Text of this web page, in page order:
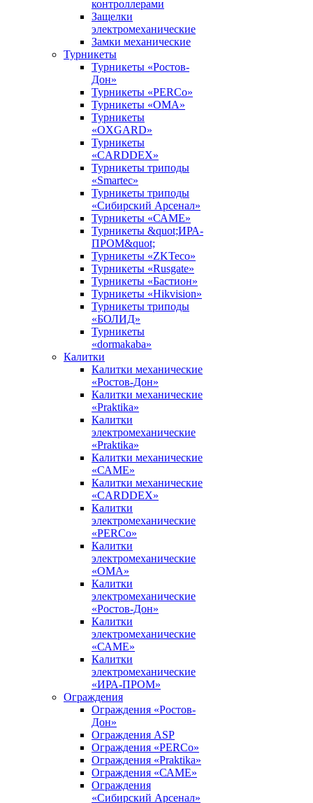
контроллерами
Защелки
электромеханические
Замки механические
Турникеты
Турникеты «Ростов-
Дон»
Турникеты «PERCo»
Турникеты «ОМА»
Турникеты
«OXGARD»
Турникеты
«CARDDEX»
Турникеты триподы
«Smartec»
Турникеты триподы
«Сибирский Арсенал»
Турникеты «САМЕ»
Турникеты &quot;ИРА-
ПРОМ&quot;
Турникеты «ZKTeco»
Турникеты «Rusgate»
Турникеты «Бастион»
Турникеты «Hikvision»
Турникеты триподы
«БОЛИД»
Турникеты
«dormakaba»
Калитки
Калитки механические
«Ростов-Дон»
Калитки механические
«Praktika»
Калитки
электромеханические
«Praktika»
Калитки механические
«САМЕ»
Калитки механические
«CARDDEX»
Калитки
электромеханические
«PERCo»
Калитки
электромеханические
«ОМА»
Калитки
электромеханические
«Ростов-Дон»
Калитки
электромеханические
«САМЕ»
Калитки
электромеханические
«ИРА-ПРОМ»
Ограждения
Ограждения «Ростов-
Дон»
Ограждения ASP
Ограждения «PERCo»
Ограждения «Praktika»
Ограждения «САМЕ»
Ограждения
«Сибирский Арсенал»